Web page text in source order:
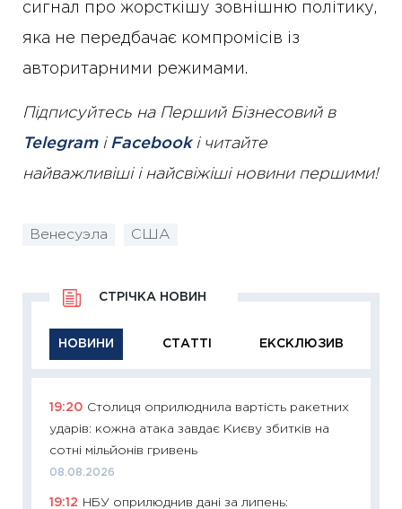
сигнал про жорсткішу зовнішню політику,
яка не передбачає компромісів із
авторитарними режимами.
Підписуйтесь на Перший Бізнесовий в
Telegramі Facebookі читайте
найважливіші і найсвіжіші новини першими!
Венесуэла США
НОВИНИ СТАТТІ ЕКСКЛЮЗИВ
СТРІЧКА НОВИН
19:20 Столиця оприлюднила вартість ракетних
ударів: кожна атака завдає Києву збитків на
сотні мільйонів гривень
08.08.2026
19:12 НБУ оприлюднив дані за липень: